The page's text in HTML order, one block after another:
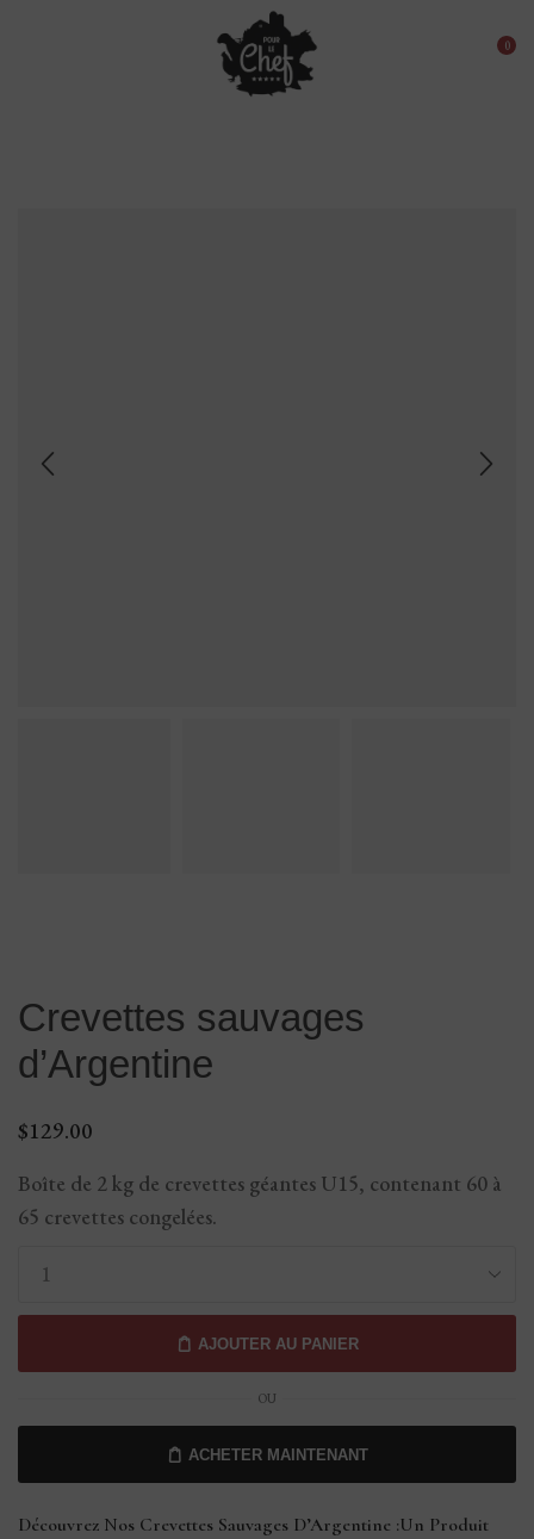
0
Crevettes sauvages
d’Argentine
$129.00
Boîte de 2 kg de crevettes géantes U15, contenant 60 à
65 crevettes congelées.
AJOUTER AU PANIER
OU
ACHETER MAINTENANT
Découvrez Nos Crevettes Sauvages D’Argentine :Un Produit